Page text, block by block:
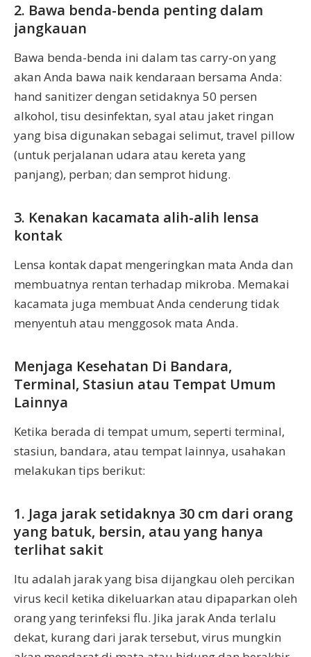
2. Bawa benda-benda penting dalam
jangkauan
Bawa benda-benda ini dalam tas carry-on yang
akan Anda bawa naik kendaraan bersama Anda:
hand sanitizer dengan setidaknya 50 persen
alkohol, tisu desinfektan, syal atau jaket ringan
yang bisa digunakan sebagai selimut, travel pillow
(untuk perjalanan udara atau kereta yang
panjang), perban; dan semprot hidung.
3. Kenakan kacamata alih-alih lensa
kontak
Lensa kontak dapat mengeringkan mata Anda dan
membuatnya rentan terhadap mikroba. Memakai
kacamata juga membuat Anda cenderung tidak
menyentuh atau menggosok mata Anda.
Menjaga Kesehatan Di Bandara,
Terminal, Stasiun atau Tempat Umum
Lainnya
Ketika berada di tempat umum, seperti terminal,
stasiun, bandara, atau tempat lainnya, usahakan
melakukan tips berikut:
1. Jaga jarak setidaknya 30 cm dari orang
yang batuk, bersin, atau yang hanya
terlihat sakit
Itu adalah jarak yang bisa dijangkau oleh percikan
virus kecil ketika dikeluarkan atau dipaparkan oleh
orang yang terinfeksi flu. Jika jarak Anda terlalu
dekat, kurang dari jarak tersebut, virus mungkin